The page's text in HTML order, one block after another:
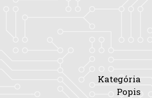
Kategória
Popis